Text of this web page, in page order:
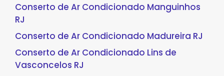
Conserto de Ar Condicionado Manguinhos
RJ
Conserto de Ar Condicionado Madureira RJ
Conserto de Ar Condicionado Lins de
Vasconcelos RJ